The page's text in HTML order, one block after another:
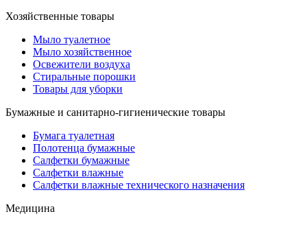
Хозяйственные товары
Мыло туалетное
Мыло хозяйственное
Освежители воздуха
Стиральные порошки
Товары для уборки
Бумажные и санитарно-гигиенические товары
Бумага туалетная
Полотенца бумажные
Салфетки бумажные
Салфетки влажные
Салфетки влажные технического назначения
Медицина